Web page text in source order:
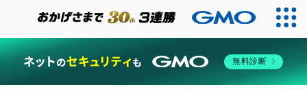
無料診断